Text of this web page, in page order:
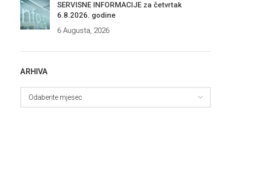
SERVISNE INFORMACIJE za četvrtak
6.8.2026. godine
6 Augusta, 2026
ARHIVA